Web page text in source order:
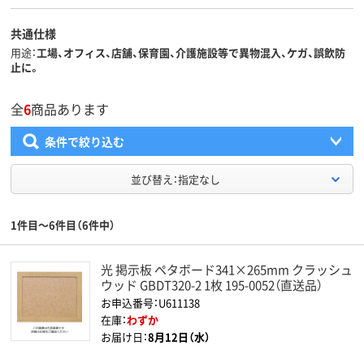
共通仕様
用途 工場、オフィス、店舗、保育園、介護施設等で異物混入、ケガ、誤飲防
止に。
全6商品あります
条件で絞り込む
並び替え：指定なし
1件目～6件目（6件中）
光 掲示板 ペタボード341×265mm クラッシュ
ウッド GBDT320-2 1枚 195-0052（直送品）
お申込番号：U611138
在庫：わずか
お届け日：8月12日（水）